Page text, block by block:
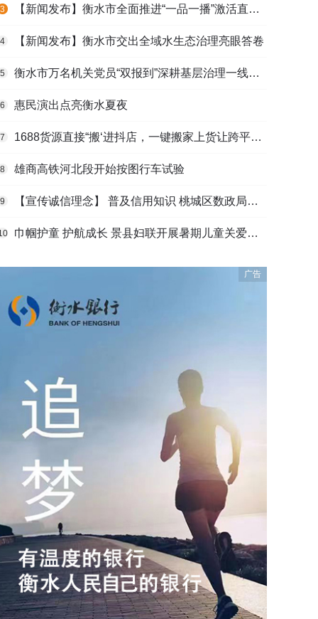
3 【新闻发布】衡水市全面推进“一品一播”激活直播电商发展新动能
4 【新闻发布】衡水市交出全域水生态治理亮眼答卷
5 衡水市万名机关党员“双报到”深耕基层治理一线观察
6 惠民演出点亮衡水夏夜
7 1688货源直接“搬‘进抖店，一键搬家上货让跨平台选品不再割裂
8 雄商高铁河北段开始按图行车试验
9 【宣传诚信理念】 普及信用知识 桃城区数政局深入基层开展诚信宣传
巾帼护童 护航成长 景县妇联开展暑期儿童关爱活动
广告